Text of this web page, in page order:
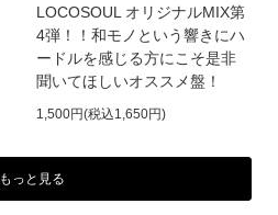
LOCOSOUL オリジナルMIX第
4弾！！和モノという響きにハ
ードルを感じる方にこそ是非
聞いてほしいオススメ盤！
1,500円(税込1,650円)
もっと見る